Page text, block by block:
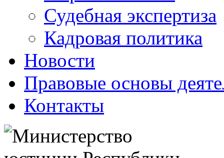
Судебная экспертиза
Кадровая политика
Новости
Правовые основы
Контакты